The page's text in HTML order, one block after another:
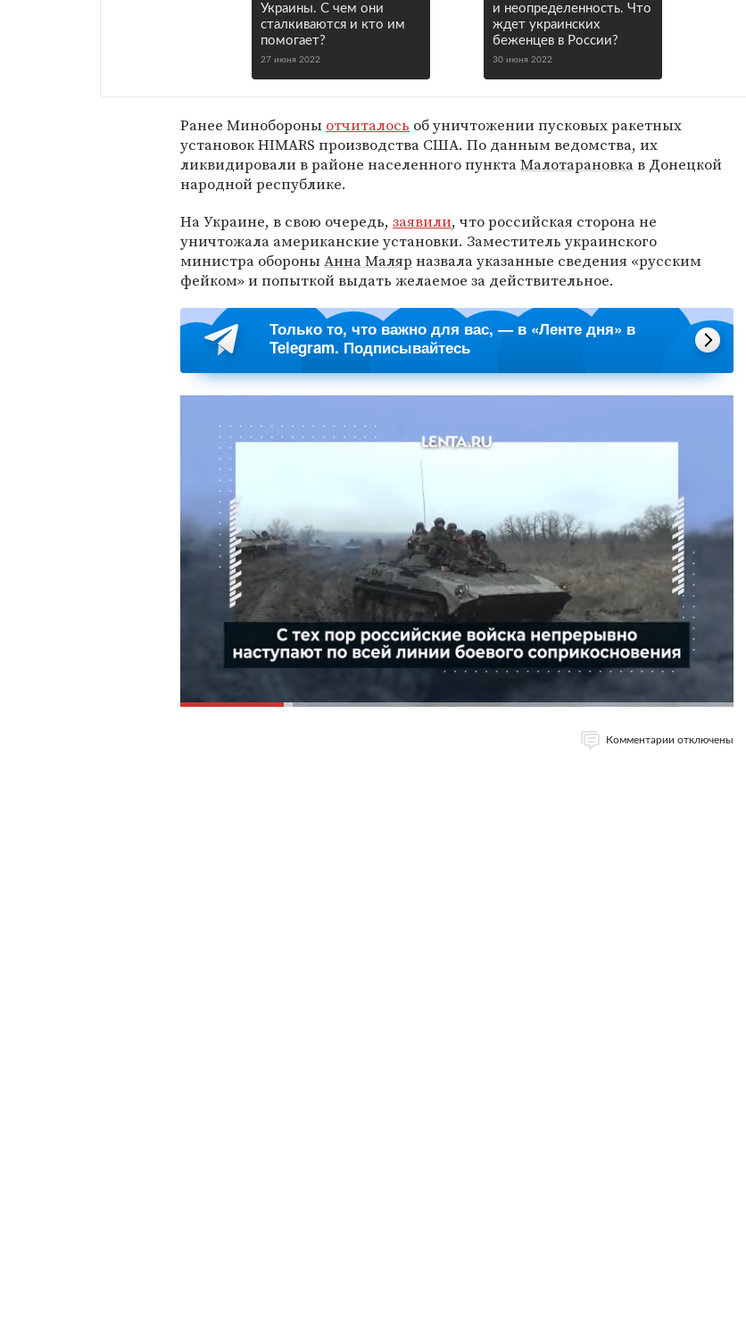
Украины. С чем они
сталкиваются и кто им
помогает?
27 июня 2022
и неопределенность. Что
ждет украинских
беженцев в России?
30 июня 2022
Ранее Минобороны отчиталось об уничтожении пусковых ракетных
установок HIMARS производства США. По данным ведомства, их
ликвидировали в районе населенного пунктаМалотарановкав Донецкой
народной республике.
На Украине, в свою очередь, заявили, что российская сторона не
уничтожала американские установки. Заместитель украинского
министра обороныАнна Маляр назвала указанные сведения «русским
фейком» и попыткой выдать желаемое за действительное.
Только то, что важно для вас, — в «Ленте дня» в
Telegram. Подписывайтесь
Комментарии отключены